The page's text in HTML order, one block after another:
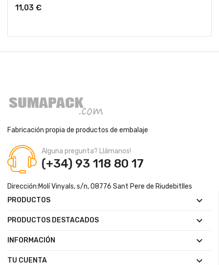
11,03 €
Fabricación propia de productos de embalaje
Alguna pregunta? Llámanos!
(+34) 93 118 80 17
Dirección:Molí Vinyals, s/n, 08776 Sant Pere de Riudebitlles
PRODUCTOS

PRODUCTOS DESTACADOS 
INFORMACIÓN 
TU CUENTA 